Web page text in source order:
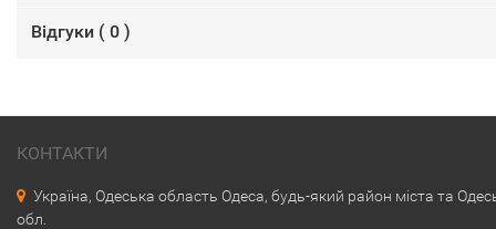
Відгуки ( 0 )
КОНТАКТИ
Україна, Одеська область Одеса, будь-який район міста та
обл.